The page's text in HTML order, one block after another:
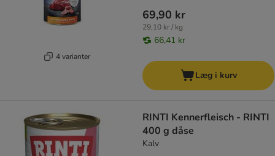
4 varianter
69,90 kr
29,10 kr / kg
66,41 kr
Læg i kurv
RINTI Kennerfleisch - RINTI
400 g dåse
Kalv